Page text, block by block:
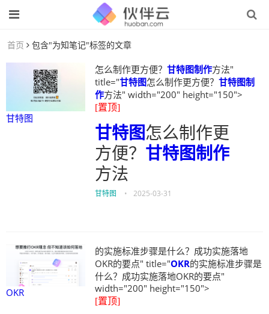
首页 包含"为知笔记"标签的文章
甘特图
怎么制作更方便？ 甘特图制作方法"
title="甘特图怎么制作更方便？ 甘特图制
作方法" width="200" height="150">
[置顶]
甘特图怎么制作更
方便？ 甘特图制作
方法
甘特图 • 2025-03-31
OKR
的实施标准步骤是什么？成功实施落地
OKR的要点" title="OKR的实施标准步骤是
什么？成功实施落地OKR的要点"
width="200" height="150">
[置顶]